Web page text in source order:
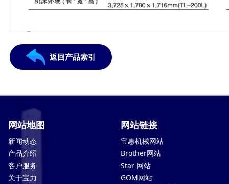
返回产品索引
网站地图
新闻动态
产品介绍
客户服务
关于宝力
网站链接
宝惠机械网站
Brother网站
Star 网站
GOM网站